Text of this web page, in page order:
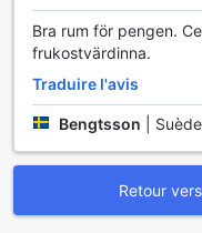
Bra rum för pengen.
frukostvärdinna.
Traduire l'avis
Bengtsson
Retour